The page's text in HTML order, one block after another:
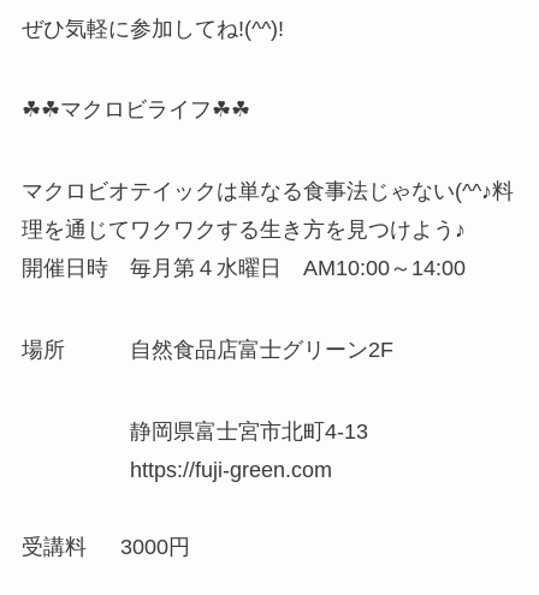
ぜひ気軽に参加してね!(^^)!
☘☘マクロビライフ☘☘
マクロビオテイックは単なる食事法じゃない(^^♪料
理を通じてワクワクする生き方を見つけよう♪
開催日時 毎月第４水曜日 AM10:00～14:00
場所 自然食品店富士グリーン2F
静岡県富士宮市北町4-13
https://fuji-green.com
受講料 3000円